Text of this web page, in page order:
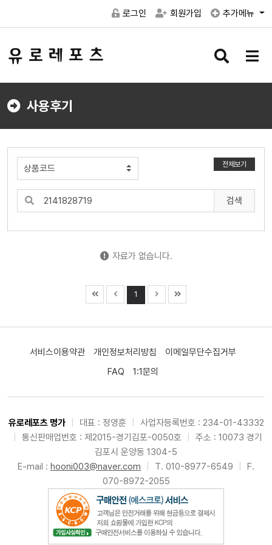
로그인 회원가입 추가메뉴
검
버
메
버
사용후기
전체보기
검색
자료가 없습니다.
1
서비스이용약관 개인정보처리방침
이메일무단수집거부
FAQ
1:1문의
유로레포츠 명가 대표 : 정영훈
사업자등록번호 : 234-01-43332
통신판매업번호 : 제2015-경기김포-0050호
주소 : 10073 경기
김포시 운양동 1304-5
E-mail : hooni003@naver.com T. 010-8977-6549
F.
070-8972-2055